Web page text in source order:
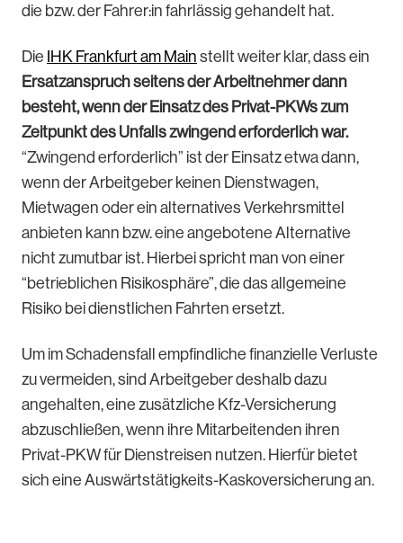
die bzw. der Fahrer:in fahrlässig gehandelt hat.
Die IHK Frankfurt am Main stellt weiter klar, dass ein
Ersatzanspruch seitens der Arbeitnehmer dann
besteht, wenn der Einsatz des Privat-PKWs zum
Zeitpunkt des Unfalls zwingend erforderlich war.
“Zwingend erforderlich” ist der Einsatz etwa dann,
wenn der Arbeitgeber keinen Dienstwagen,
Mietwagen oder ein alternatives Verkehrsmittel
anbieten kann bzw. eine angebotene Alternative
nicht zumutbar ist. Hierbei spricht man von einer
“betrieblichen Risikosphäre”, die das allgemeine
Risiko bei dienstlichen Fahrten ersetzt.
Um im Schadensfall empfindliche finanzielle Verluste
zu vermeiden, sind Arbeitgeber deshalb dazu
angehalten, eine zusätzliche Kfz-Versicherung
abzuschließen, wenn ihre Mitarbeitenden ihren
Privat-PKW für Dienstreisen nutzen. Hierfür bietet
sich eine Auswärtstätigkeits-Kaskoversicherung an.